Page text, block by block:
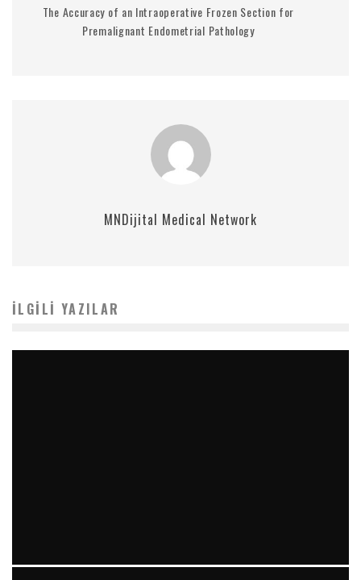
The Accuracy of an Intraoperative Frozen Section for
Premalignant Endometrial Pathology
MNDijital Medical Network
İLGILI YAZILAR